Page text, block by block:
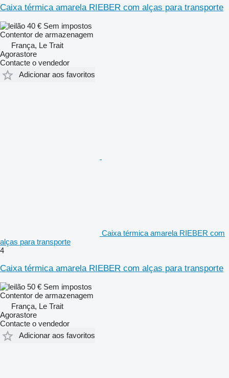
Caixa térmica amarela RIEBER com alças para transporte
40 € Sem impostos
Contentor de armazenagem
França, Le Trait
Agorastore
Contacte o vendedor
Adicionar aos favoritos
Caixa térmica amarela RIEBER com
alças para transporte
4
Caixa térmica amarela RIEBER com alças para transporte
50 € Sem impostos
Contentor de armazenagem
França, Le Trait
Agorastore
Contacte o vendedor
Adicionar aos favoritos